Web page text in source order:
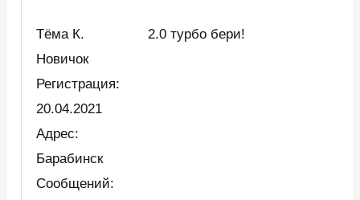
Тёма К.
Новичок
Регистрация:
20.04.2021
Адрес:
Барабинск
Сообщений:
2.0 турбо бери!